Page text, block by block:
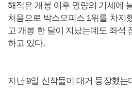
해적은 개봉 이후 명량의 기세에
처음으로 박스오피스 1위를 차지
고 개봉 한 달이 지났는데도 좌석
하고 있다.
지난 9일 신작들이 대거 등장했는